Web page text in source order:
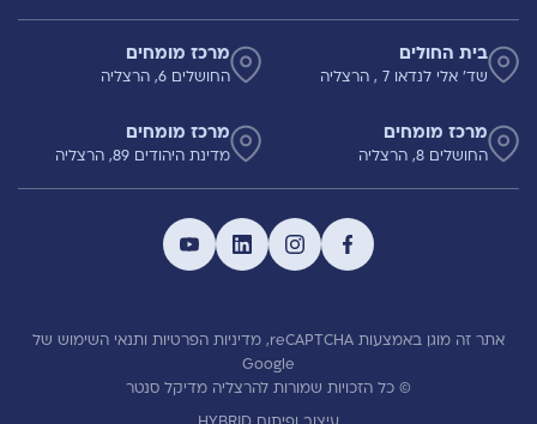
בית החולים
שד' אלי לנדאו 7 , הרצליה
מרכז מומחים
החושלים 6, הרצליה
מרכז מומחים
החושלים 8, הרצליה
מרכז מומחים
מדינת היהודים 89, הרצליה
אתר זה מוגן באמצעות reCAPTCHA, מדיניות הפרטיות ותנאי השימוש של
Google
© כל הזכויות שמורות להרצליה מדיקל סנטר